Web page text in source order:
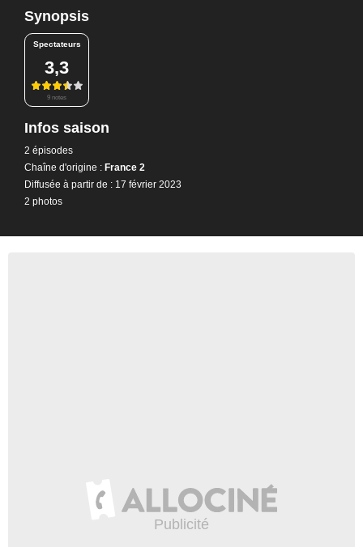
Synopsis
Spectateurs
3,3
9 notes
Infos saison
2 épisodes
Chaîne d'origine : France 2
Diffusée à partir de : 17 février 2023
2 photos